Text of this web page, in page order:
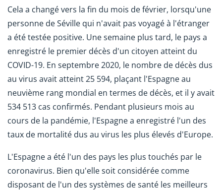
Cela a changé vers la fin du mois de février, lorsqu'une
personne de Séville qui n'avait pas voyagé à l'étranger
a été testée positive. Une semaine plus tard, le pays a
enregistré le premier décès d'un citoyen atteint du
COVID-19. En septembre 2020, le nombre de décès dus
au virus avait atteint 25 594, plaçant l'Espagne au
neuvième rang mondial en termes de décès, et il y avait
534 513 cas confirmés. Pendant plusieurs mois au
cours de la pandémie, l'Espagne a enregistré l'un des
taux de mortalité dus au virus les plus élevés d'Europe.
L'Espagne a été l'un des pays les plus touchés par le
coronavirus. Bien qu'elle soit considérée comme
disposant de l'un des systèmes de santé les meilleurs